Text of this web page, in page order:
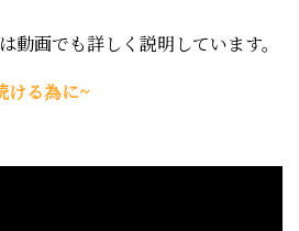
画でも詳しく説明しています。
る為に~